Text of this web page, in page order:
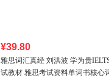
¥39.80
雅思词汇真经 刘洪波 学为贵
试教材 雅思考试资料单词书核心